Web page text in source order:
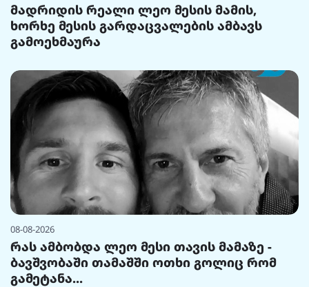
მადრიდის რეალი ლეო მესის მამის,
ხორხე მესის გარდაცვალების ამბავს
გამოეხმაურა
08-08-2026
რას ამბობდა ლეო მესი თავის მამაზე -
ბავშვობაში თამაშში ოთხი გოლიც რომ
გამეტანა...